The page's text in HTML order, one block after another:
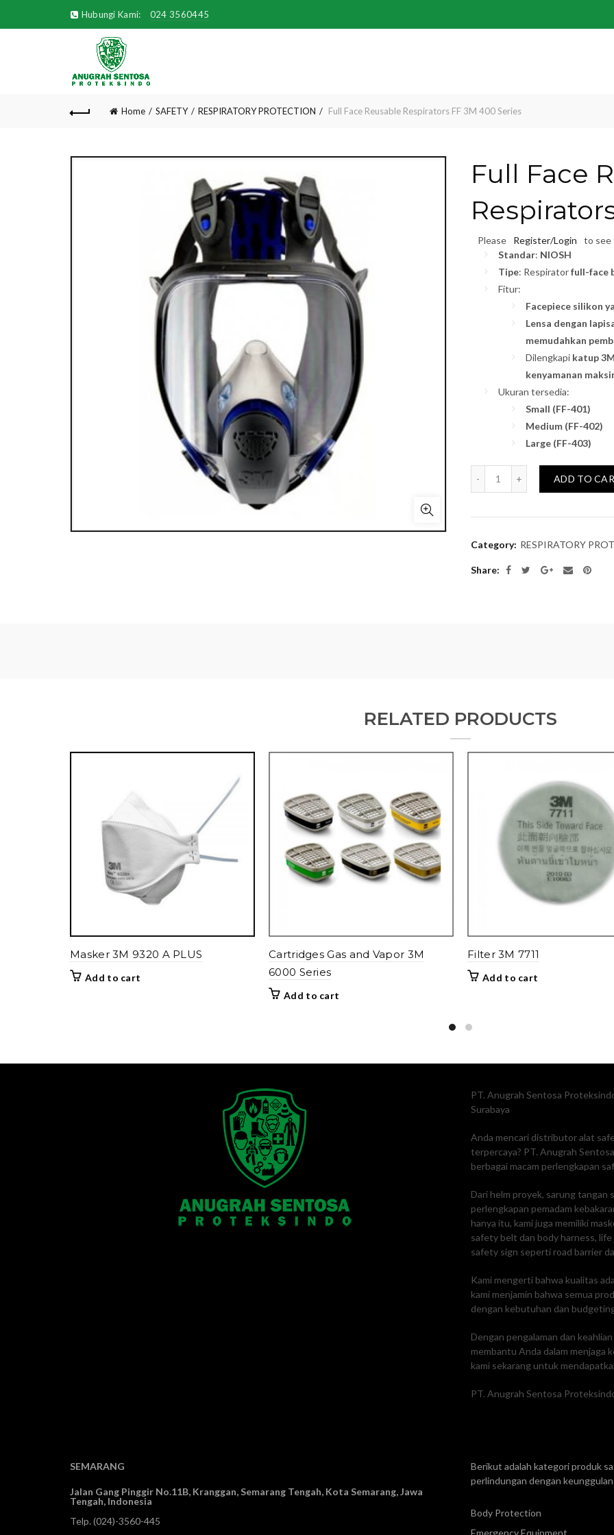
Hubungi Kami: 024 3560445
Home SAFETY RESPIRATORY PROTECTION Full Face Reusable Respirators FF 3M 400 Series
Full Face
Please Register/Login
to see
Standar: NIOSH
Tipe: Respiratorfull-face
Fitur:
Facepiece silikon
Lensa dengan
memudahkan
Dilengkapi katup
kenyamanan
Ukuran tersedia:
Small (FF-401)
Medium (FF-402)
Large (FF-403)
Quantity
ADD TO
Category: RESPIRATORY
Share
RELATED PRODUCTS
Masker 3M 9320 A PLUS
Add to cart
Cartridges Gas and Vapor 3M
6000 Series
Add to cart
Filter 3M 7711
Add to cart
PT. Anugrah Sentosa
Surabaya
Anda mencari distributor alat
terpercaya? PT. Anugrah
berbagai macam perlengkapan
Dari helm proyek, sarung
perlengkapan pemadam
hanya itu, kami juga memiliki
safety belt dan body harness,
safety sign seperti road barrier
Kami mengerti bahwa kualitas
kami menjamin bahwa semua
dengan kebutuhan dan
Dengan pengalaman dan
membantu Anda dalam menjaga
kami sekarang untuk
PT. Anugrah Sentosa
SEMARANG
Jalan Gang Pinggir No.11B, Kranggan,Semarang Tengah, Kota Semarang, Jawa
Tengah, Indonesia
Telp. (024)-3560-445
Berikut adalah kategori produk
perlindungan dengan
Body Protection
Emergency Equipment